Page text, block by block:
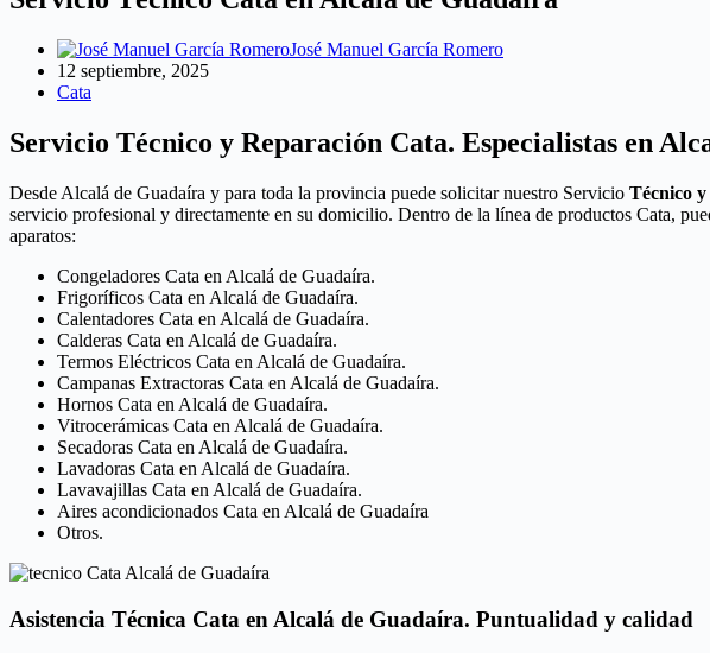
José Manuel García Romero
12 septiembre, 2025
Cata
Servicio Técnico y Reparación Cata. Especialistas en
Desde Alcalá de Guadaíra y para toda la provincia puede solicitar nuestro Servicio Técnico y
servicio profesional y directamente en su domicilio. Dentro de la línea de productos Cata,
aparatos:
Congeladores Cata en Alcalá de Guadaíra.
Frigoríficos Cata en Alcalá de Guadaíra.
Calentadores Cata en Alcalá de Guadaíra.
Calderas Cata en Alcalá de Guadaíra.
Termos Eléctricos Cata en Alcalá de Guadaíra.
Campanas Extractoras Cata en Alcalá de Guadaíra.
Hornos Cata en Alcalá de Guadaíra.
Vitrocerámicas Cata en Alcalá de Guadaíra.
Secadoras Cata en Alcalá de Guadaíra.
Lavadoras Cata en Alcalá de Guadaíra.
Lavavajillas Cata en Alcalá de Guadaíra.
Aires acondicionados Cata en Alcalá de Guadaíra
Otros.
Asistencia Técnica Cata en Alcalá de Guadaíra. Puntualidad y calidad